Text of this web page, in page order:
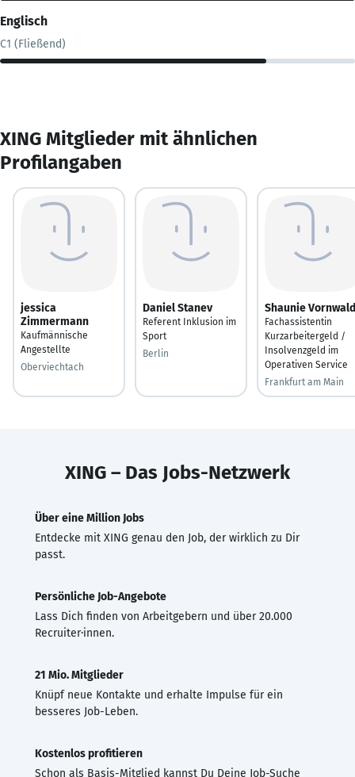
Englisch
C1 (Fließend)
XING Mitglieder mit ähnlichen
Profilangaben
jessica
Zimmermann
Kaufmännische
Angestellte
Oberviechtach
Daniel Stanev
Referent Inklusion im
Sport
Berlin
Shaunie Vornwald
Fachassistentin
Kurzarbeitergeld /
Insolvenzgeld im
Operativen Service
Frankfurt am Main
XING – Das Jobs-Netzwerk
Über eine Million Jobs
Entdecke mit XING genau den Job, der wirklich zu Dir
passt.
Persönliche Job-Angebote
Lass Dich finden von Arbeitgebern und über 20.000
Recruiter·innen.
21 Mio. Mitglieder
Knüpf neue Kontakte und erhalte Impulse für ein
besseres Job-Leben.
Kostenlos profitieren
Schon als Basis-Mitglied kannst Du Deine Job-Suche